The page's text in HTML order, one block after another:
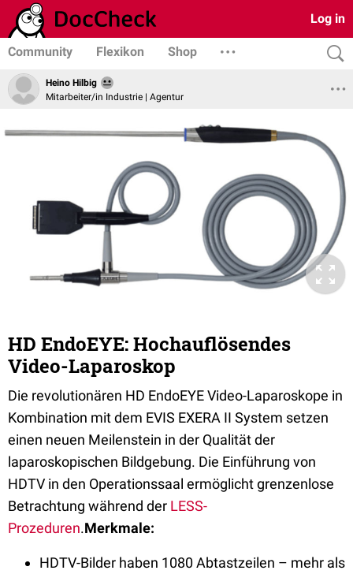
Log in
Community Flexikon Shop
Heino Hilbig
Mitarbeiter/in Industrie | Agentur
HD EndoEYE: Hochauflösendes
Video-Laparoskop
Die revolutionären HD EndoEYE Video-Laparoskope in
Kombination mit dem EVIS EXERA II System setzen
einen neuen Meilenstein in der Qualität der
laparoskopischen Bildgebung. Die Einführung von
HDTV in den Operationssaal ermöglicht grenzenlose
Betrachtung während der LESS-
Prozeduren.Merkmale:
HDTV-Bilder haben 1080 Abtastzeilen – mehr als